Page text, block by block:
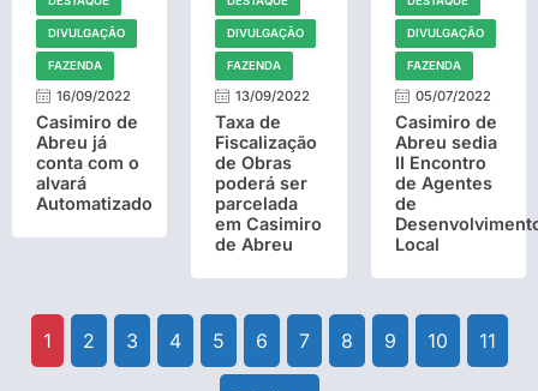
DIVULGAÇÃO
FAZENDA
16/09/2022
Casimiro de
Abreu já
conta com o
alvará
Automatizado
DIVULGAÇÃO
FAZENDA
13/09/2022
Taxa de
Fiscalização
de Obras
poderá ser
parcelada
em Casimiro
de Abreu
DIVULGAÇÃO
FAZENDA
05/07/2022
Casimiro de
Abreu sedia
II Encontro
de Agentes
de
Local
1 2 3 4 5 6 7 8 9 10 11